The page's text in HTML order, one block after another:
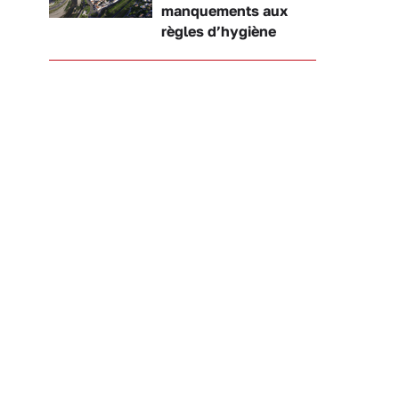
manquements aux
règles d’hygiène